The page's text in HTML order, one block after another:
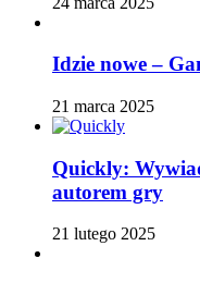
Idzie nowe –
21 marca 2025
Quickly:
autorem gry
21 lutego 2025